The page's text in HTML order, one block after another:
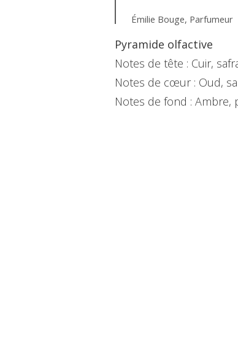
Émilie Bouge, Parfumeur
Pyramide olfactive
Notes de tête : Cuir,
Notes de cœur : Oud,
Notes de fond : Ambre,